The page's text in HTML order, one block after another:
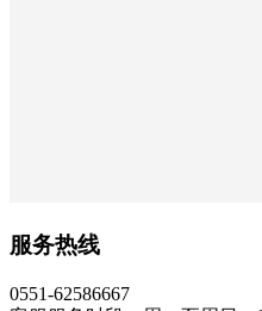
服务热线
0551-62586667